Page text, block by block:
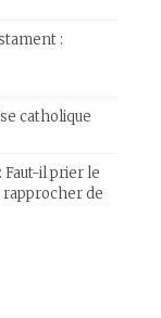
:
catholique
il prier le
de